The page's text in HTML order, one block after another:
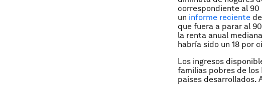
correspondiente al 90
un informe reciente
que fuera a parar al
la renta anual
habría sido un 18 por
Los ingresos
familias pobres de los
países desarrollados.